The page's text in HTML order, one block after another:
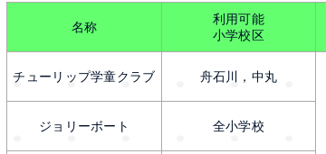
名称
利用可能
小学校区
チューリップ学童クラブ 舟石川，中丸
ジョリーボート 全小学校